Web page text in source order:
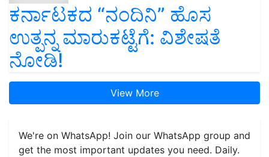
ಕರ್ನಾಟಕದ “ನಂದಿನಿ” ಹೊಸ
ಉತ್ಪನ್ನ ಮಾರುಕಟ್ಟೆಗೆ: ವಿಶೇಷತೆ
ನೋಡಿ!
View More
We're on WhatsApp! Join our WhatsApp group and
get the most important updates you need. Daily.